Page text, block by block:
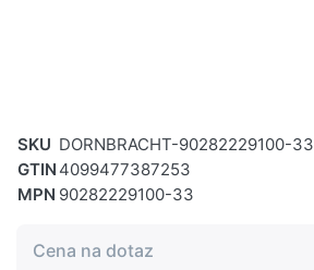
SKU DORNBRACHT-90282229100-33
GTIN 4099477387253
MPN 90282229100-33
Cena na dotaz